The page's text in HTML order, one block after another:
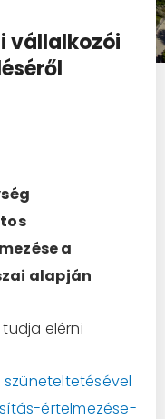
vállalkozói
a
alapján
elérni
értelmezése-